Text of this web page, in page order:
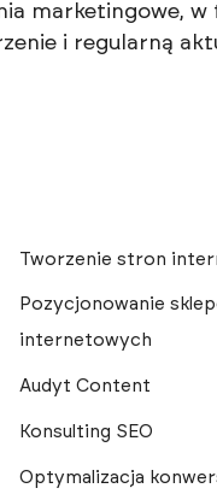
marketingowe,
i regularną
Tworzenie stron
Pozycjonowanie
internetowych
Audyt Content
Konsulting SEO
Optymalizacja